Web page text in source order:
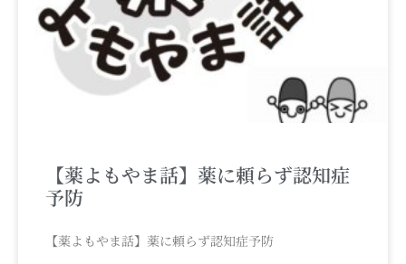
【薬よもやま話】薬に頼らず認知症
予防
【薬よもやま話】薬に頼らず認知症予防